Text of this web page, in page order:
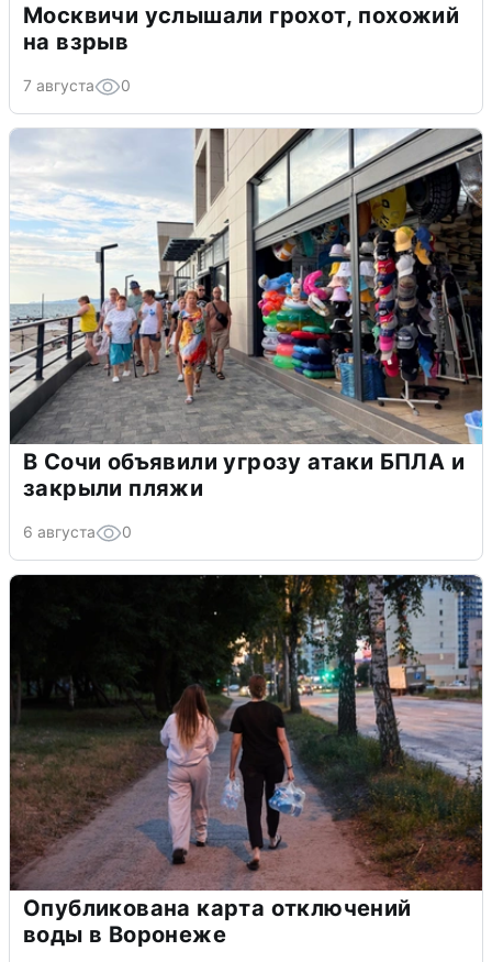
Москвичи услышали грохот, похожий
на взрыв
7 августа 0
В Сочи объявили угрозу атаки БПЛА и
закрыли пляжи
6 августа 0
Опубликована карта отключений
воды в Воронеже